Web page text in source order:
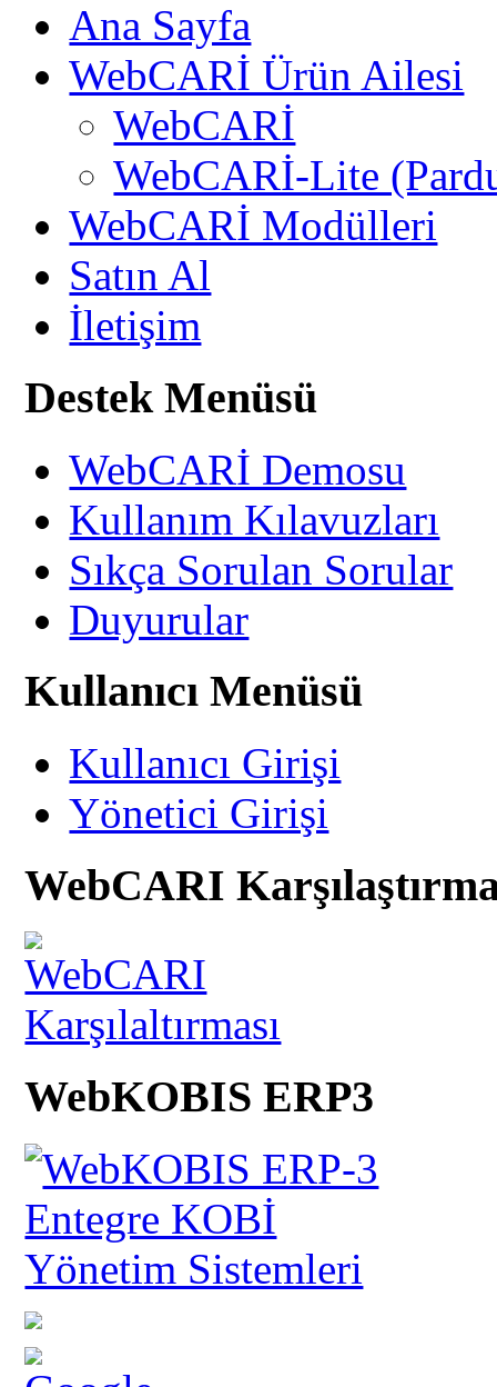
Ana Sayfa
WebCARİ Ürün Ailesi
WebCARİ
WebCARİ-Lite
WebCARİ Modülleri
Satın Al
İletişim
Destek Menüsü
WebCARİ Demosu
Kullanım Kılavuzları
Sıkça Sorulan Sorular
Duyurular
Kullanıcı Menüsü
Kullanıcı Girişi
Yönetici Girişi
WebCARI
WebKOBIS ERP3